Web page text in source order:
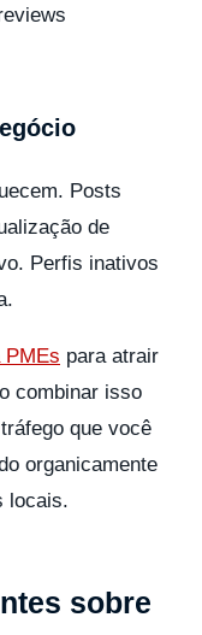
Posts
de
Perfis inativos
PMEs para atrair
combinar isso
que você
organicamente
locais.
sobre